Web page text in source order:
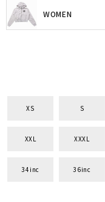
WOMEN
XS S
XXL XXXL
34inc 36inc